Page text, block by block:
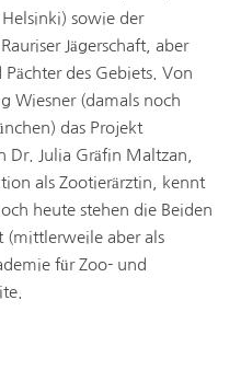
sowie der
Jägerschaft, aber
des Gebiets. Von
Wiesner (damals noch
das Projekt
Dr. Julia Gräfin Maltzan,
als Zootierärztin, kennt
heute stehen die Beiden
(mittlerweile aber als
für Zoo- und